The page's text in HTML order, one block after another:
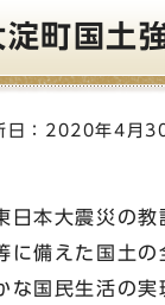
淀町国土
日： 2020年4月
日本大震災の
に備えた国土
な国民生活の